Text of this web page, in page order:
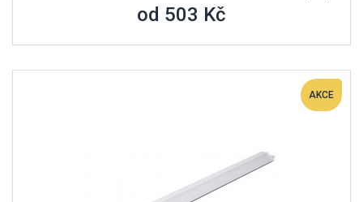
od 503 Kč
AKCE